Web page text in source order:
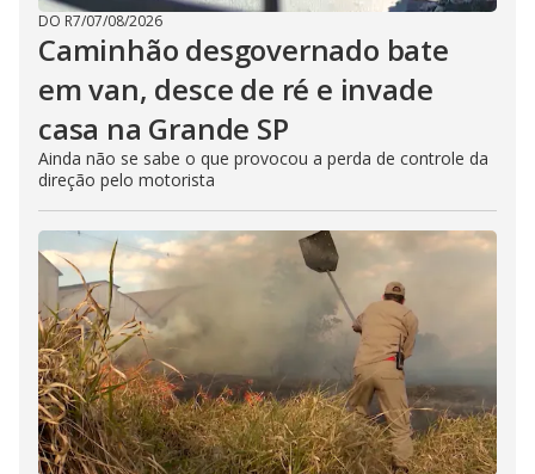
DO R7/07/08/2026
Caminhão desgovernado bate
em van, desce de ré e invade
casa na Grande SP
Ainda não se sabe o que provocou a perda de controle da
direção pelo motorista